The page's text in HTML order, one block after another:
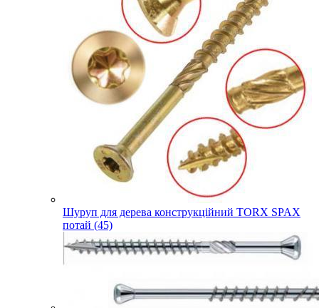
Шуруп для дерева конструкційний TORX SPAX
потай (45)